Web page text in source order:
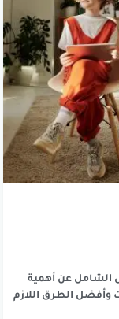
الشامل عن أهمية
وأفضل الطرق اللازم